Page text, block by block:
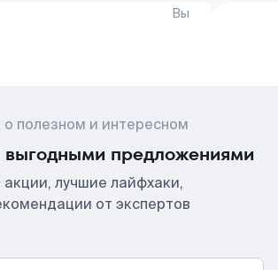
Вы
полезном и интересном
предложениями
лучшие лайфхаки,
от экспертов